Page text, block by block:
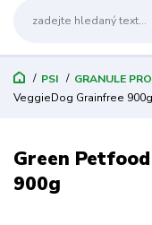
PSI GRANULE
VeggieDog Grainfree 900g
Green
900g